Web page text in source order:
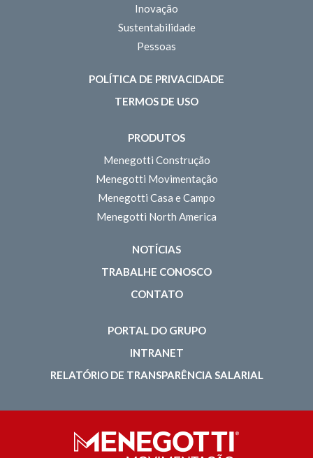
Inovação
Sustentabilidade
Pessoas
POLÍTICA DE PRIVACIDADE
TERMOS DE USO
PRODUTOS
Menegotti Construção
Menegotti Movimentação
Menegotti Casa e Campo
Menegotti North America
NOTÍCIAS
TRABALHE CONOSCO
CONTATO
PORTAL DO GRUPO
INTRANET
RELATÓRIO DE TRANSPARÊNCIA SALARIAL